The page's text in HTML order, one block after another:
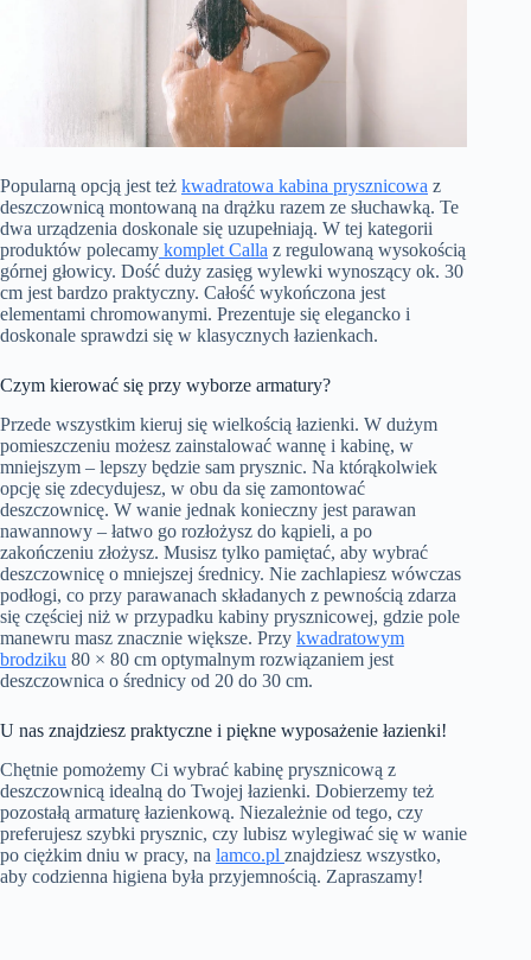
Popularną opcją jest też kwadratowa kabina prysznicowa z
deszczownicą montowaną na drążku razem ze słuchawką. Te
dwa urządzenia doskonale się uzupełniają. W tej kategorii
produktów polecamy komplet Calla z regulowaną wysokością
górnej głowicy. Dość duży zasięg wylewki wynoszący ok. 30
cm jest bardzo praktyczny. Całość wykończona jest
elementami chromowanymi. Prezentuje się elegancko i
doskonale sprawdzi się w klasycznych łazienkach.
Czym kierować się przy wyborze armatury?
Przede wszystkim kieruj się wielkością łazienki. W dużym
pomieszczeniu możesz zainstalować wannę i kabinę, w
mniejszym – lepszy będzie sam prysznic. Na którąkolwiek
opcję się zdecydujesz, w obu da się zamontować
deszczownicę. W wanie jednak konieczny jest parawan
nawannowy – łatwo go rozłożysz do kąpieli, a po
zakończeniu złożysz. Musisz tylko pamiętać, aby wybrać
deszczownicę o mniejszej średnicy. Nie zachlapiesz wówczas
podłogi, co przy parawanach składanych z pewnością zdarza
się częściej niż w przypadku kabiny prysznicowej, gdzie pole
manewru masz znacznie większe. Przy kwadratowym
brodziku 80 × 80 cm optymalnym rozwiązaniem jest
deszczownica o średnicy od 20 do 30 cm.
U nas znajdziesz praktyczne i piękne wyposażenie łazienki!
Chętnie pomożemy Ci wybrać kabinę prysznicową z
deszczownicą idealną do Twojej łazienki. Dobierzemy też
pozostałą armaturę łazienkową. Niezależnie od tego, czy
preferujesz szybki prysznic, czy lubisz wylegiwać się w wanie
po ciężkim dniu w pracy, na lamco.pl znajdziesz wszystko,
aby codzienna higiena była przyjemnością. Zapraszamy!